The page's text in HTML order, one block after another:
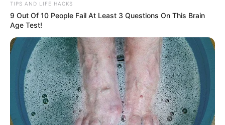
TIPS AND LIFE HACKS
9 Out Of 10 People Fail At Least 3 Questions On This Brain
Age Test!